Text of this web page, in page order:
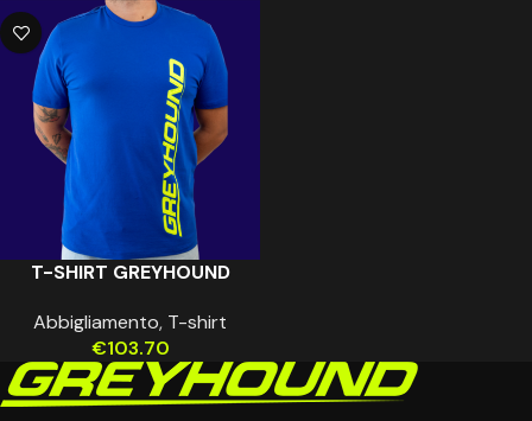
T-SHIRT GREYHOUND
Abbigliamento, T-shirt
€103.70